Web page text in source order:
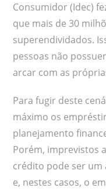
Consumidor (Idec)
que mais de 30
superendividados.
pessoas não
arcar com as
Para fugir deste
máximo os
planejamento
Porém, imprevistos
crédito pode ser um
e, nestes casos, o